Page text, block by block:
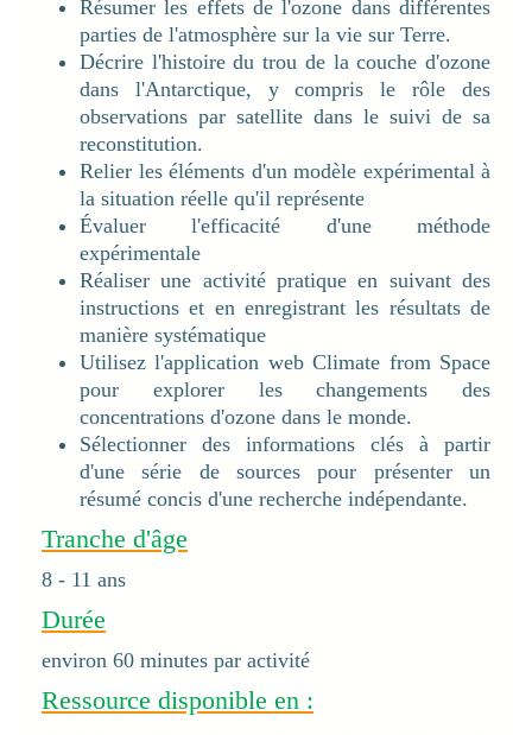
Résumer les effets de l'ozone dans différentes
parties de l'atmosphère sur la vie sur Terre.
Décrire l'histoire du trou de la couche d'ozone
dans l'Antarctique, y compris le rôle des
observations par satellite dans le suivi de sa
reconstitution.
Relier les éléments d'un modèle expérimental à
la situation réelle qu'il représente
Évaluer l'efficacité d'une méthode
expérimentale
Réaliser une activité pratique en suivant des
instructions et en enregistrant les résultats de
manière systématique
Utilisez l'application web Climate from Space
pour explorer les changements des
concentrations d'ozone dans le monde.
Sélectionner des informations clés à partir
d'une série de sources pour présenter un
résumé concis d'une recherche indépendante.
Tranche d'âge
8 - 11 ans
Durée
environ 60 minutes par activité
Ressource disponible en :